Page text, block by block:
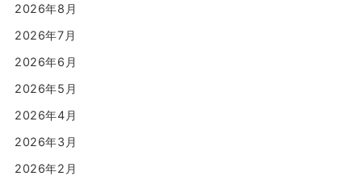
2026年8月
2026年7月
2026年6月
2026年5月
2026年4月
2026年3月
2026年2月